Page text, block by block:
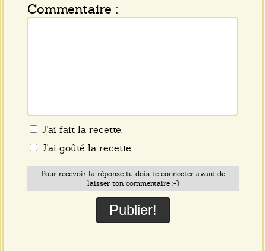
Commentaire :
J'ai fait la recette.
J'ai goûté la recette.
Pour recevoir la réponse tu doiste connecter avant de
laisser ton commentaire ;-)